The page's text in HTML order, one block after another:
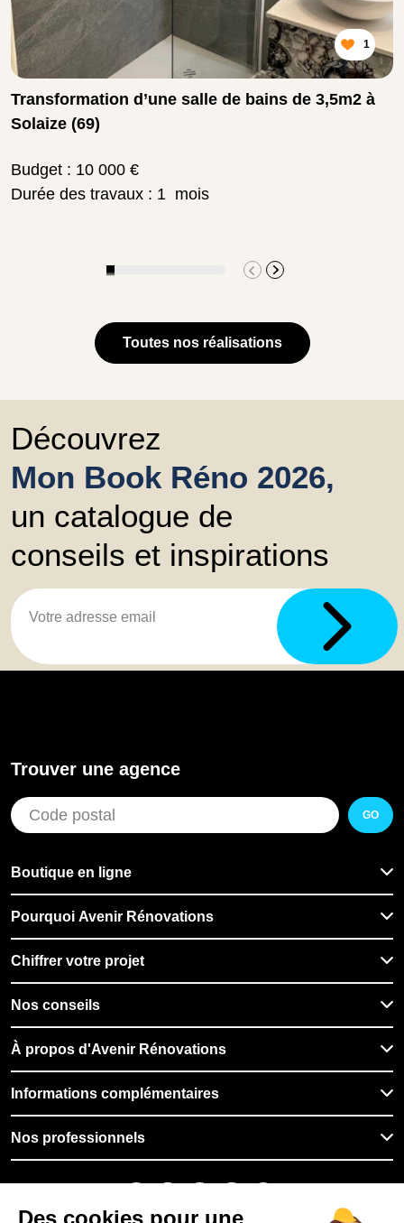
1
Transformation d’une salle de bains de 3,5m2 à
Solaize (69)
Budget : 10 000 €
Durée des travaux : 1 mois
Toutes nos réalisations
Découvrez
Mon Book Réno 2026,
un catalogue de
conseils et inspirations
Trouver une agence
GO
Boutique en ligne
Pourquoi Avenir Rénovations
Chiffrer votre projet
Nos conseils
À propos d'Avenir Rénovations
Informations complémentaires
Nos professionnels